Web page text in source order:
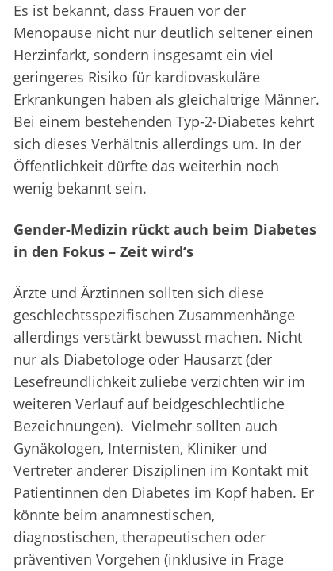
Es ist bekannt, dass Frauen vor der
Menopause nicht nur deutlich seltener einen
Herzinfarkt, sondern insgesamt ein viel
geringeres Risiko für kardiovaskuläre
Erkrankungen haben als gleichaltrige Männer.
Bei einem bestehenden Typ-2-Diabetes kehrt
sich dieses Verhältnis allerdings um. In der
Öffentlichkeit dürfte das weiterhin noch
wenig bekannt sein.
Gender-Medizin rückt auch beim Diabetes
in den Fokus – Zeit wird‘s
Ärzte und Ärztinnen sollten sich diese
geschlechtsspezifischen Zusammenhänge
allerdings verstärkt bewusst machen. Nicht
nur als Diabetologe oder Hausarzt (der
Lesefreundlichkeit zuliebe verzichten wir im
weiteren Verlauf auf beidgeschlechtliche
Bezeichnungen). Vielmehr sollten auch
Gynäkologen, Internisten, Kliniker und
Vertreter anderer Disziplinen im Kontakt mit
Patientinnen den Diabetes im Kopf haben. Er
könnte beim anamnestischen,
diagnostischen, therapeutischen oder
präventiven Vorgehen (inklusive in Frage